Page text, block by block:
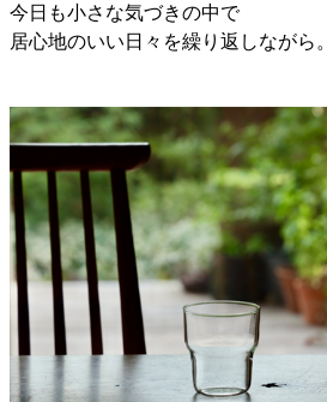
今日も小さな気づきの中で
居心地のいい日々を繰り返しながら。